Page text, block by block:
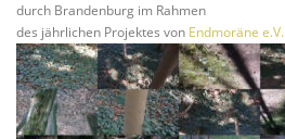
durch Brandenburg im Rahmen
des jährlichen Projektes von Endmoräne e.V.